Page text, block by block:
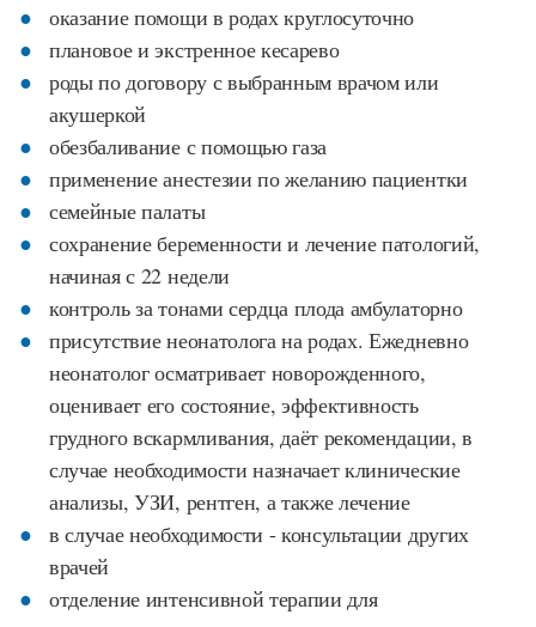
оказание помощи в родах круглосуточно
плановое и экстренное кесарево
роды по договору с выбранным врачом или
акушеркой
обезбаливание с помощью газа
применение анестезии по желанию пациентки
семейные палаты
сохранение беременности и лечение патологий,
начиная с 22 недели
контроль за тонами сердца плода амбулаторно
присутствие неонатолога на родах. Ежедневно
неонатолог осматривает новорожденного,
оценивает его состояние, эффективность
грудного вскармливания, даёт рекомендации, в
случае необходимости назначает клинические
анализы, УЗИ, рентген, а также лечение
в случае необходимости - консультации других
врачей
отделение интенсивной терапии для